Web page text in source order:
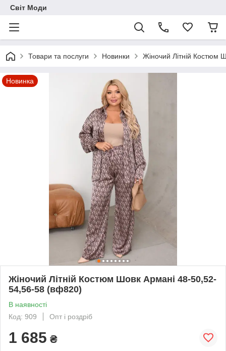
Світ Моди
Товари та послуги Новинки Жіночий Літній Костюм
Новинка
Жіночий Літній Костюм Шовк Армані 48-50,52-
54,56-58 (вф820)
В наявності
Код: 909
Опт і роздріб
1 685 ₴